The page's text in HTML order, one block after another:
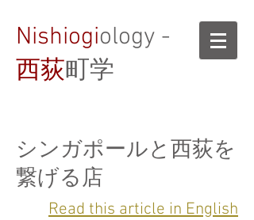
Nishiogiology -
西荻町学
シンガポールと西荻を
繋げる店
Read this article in English